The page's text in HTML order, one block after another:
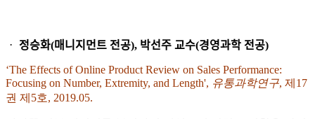
ᆞ 정승화(매니지먼트 전공), 박선주 교수(경영과학 전공)
‘The Effects of Online Product Review on Sales Performance:
Focusing on Number, Extremity, and Length', 유통과학연구, 제17
권 제5호, 2019.05.